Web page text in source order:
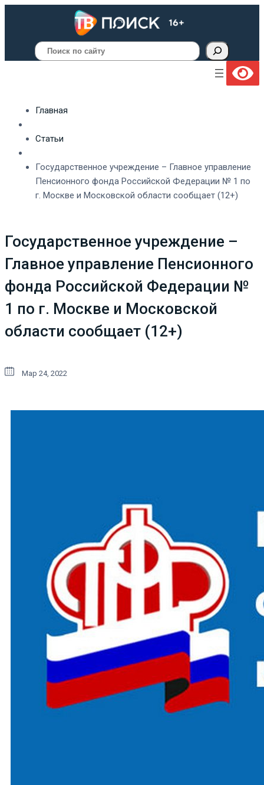
Поиск
Главная
Статьи
Государственное учреждение – Главное управление
Пенсионного фонда Российской Федерации № 1 по
г. Москве и Московской области сообщает (12+)
Государственное учреждение –
Главное управление Пенсионного
фонда Российской Федерации №
1 по г. Москве и Московской
области сообщает (12+)
Мар 24, 2022